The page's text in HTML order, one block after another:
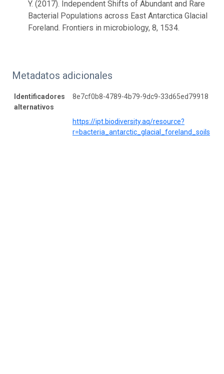
Y. (2017). Independent Shifts of Abundant and Rare
Bacterial Populations across East Antarctica Glacial
Foreland. Frontiers in microbiology, 8, 1534.
Metadatos adicionales
Identificadores
alternativos
8e7cf0b8-4789-4b79-9dc9-33d65ed79918
https://ipt.biodiversity.aq/resource?
r=bacteria_antarctic_glacial_foreland_soils